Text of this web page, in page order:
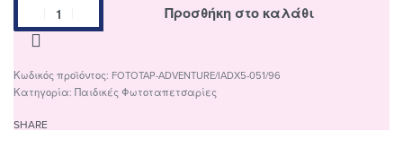
Προσθήκη στο καλάθι
FOTOTAP-ADVENTURE/IADX5-051/96
Κατηγορία:
Παιδικές Φωτοταπετσαρίες
SHARE